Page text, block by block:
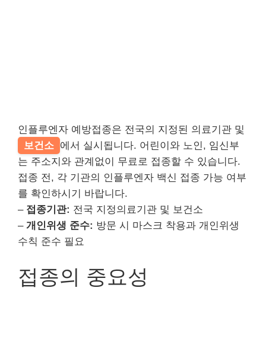
인플루엔자 예방접종은 전국의 지정된 의료기관 및
보건소 에서 실시됩니다. 어린이와 노인, 임신부
는 주소지와 관계없이 무료로 접종할 수 있습니다.
접종 전, 각 기관의 인플루엔자 백신 접종 가능 여부
를 확인하시기 바랍니다.
– 접종기관: 전국 지정의료기관 및 보건소
– 개인위생 준수: 방문 시 마스크 착용과 개인위생
수칙 준수 필요
접종의 중요성